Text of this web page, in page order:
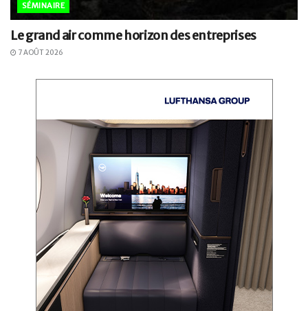
SÉMINAIRE
Le grand air comme horizon des entreprises
7 AOÛT 2026